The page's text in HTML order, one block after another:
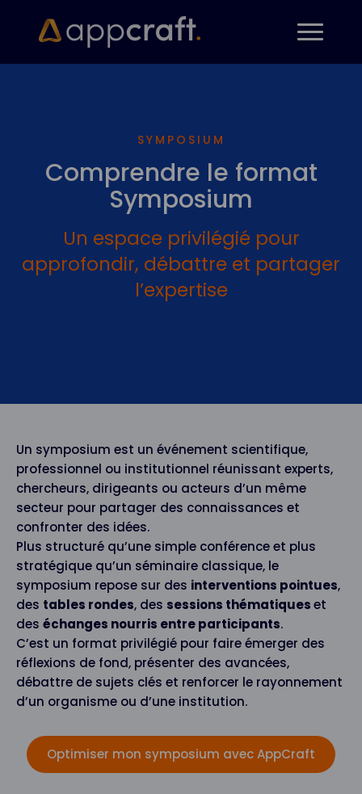
SYMPOSIUM
Comprendre le format
Symposium
Un espace privilégié pour
approfondir, débattre et partager
l’expertise
Un symposium est un événement scientifique,
professionnel ou institutionnel réunissant experts,
chercheurs, dirigeants ou acteurs d’un même
secteur pour partager des connaissances et
confronter des idées.
Plus structuré qu’une simple conférence et plus
stratégique qu’un séminaire classique, le
symposium repose sur des interventions pointues,
des tables rondes, des sessions thématiqueset
des échanges nourris entre participants.
C’est un format privilégié pour faire émerger des
réflexions de fond, présenter des avancées,
débattre de sujets clés et renforcer le rayonnement
d’un organisme ou d’une institution.
Optimiser mon symposium avec AppCraft